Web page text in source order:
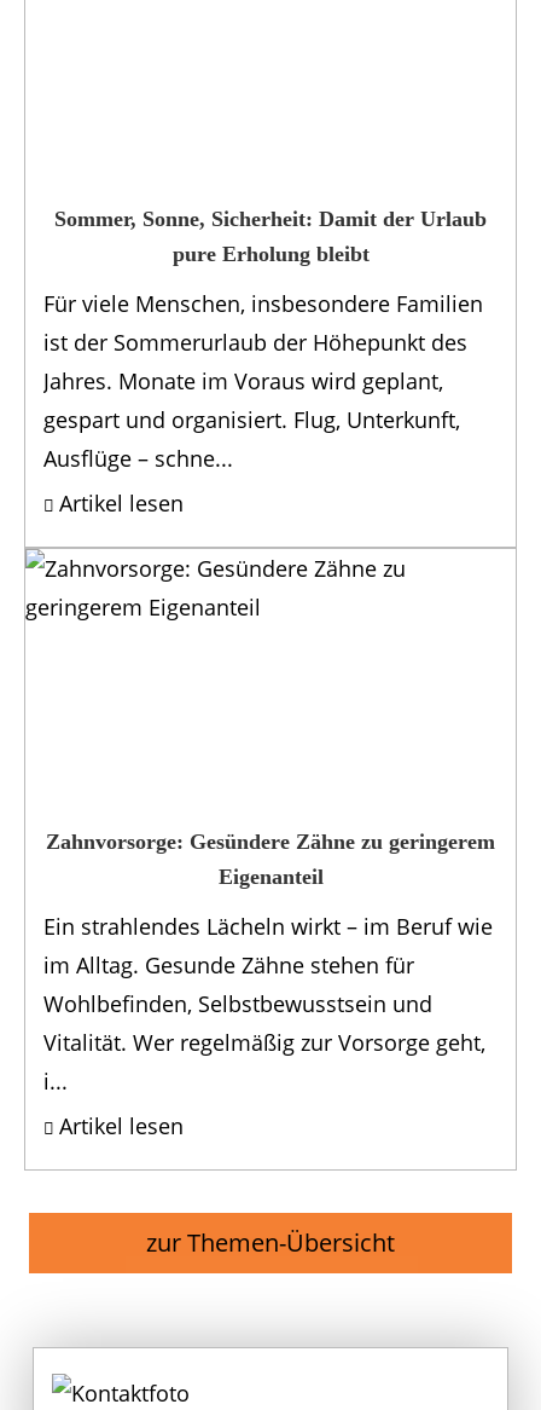
Sommer, Sonne, Sicherheit: Damit der Urlaub
pure Erholung bleibt
Für viele Menschen, insbesondere Familien
ist der Sommerurlaub der Höhepunkt des
Jahres. Monate im Voraus wird geplant,
gespart und organisiert. Flug, Unterkunft,
Ausflüge – schne...
Artikel lesen
Zahnvorsorge: Gesündere Zähne zu geringerem
Eigenanteil
Ein strahlendes Lächeln wirkt – im Beruf wie
im Alltag. Gesunde Zähne stehen für
Wohlbefinden, Selbstbewusstsein und
Vitalität. Wer regelmäßig zur Vorsorge geht,
i...
Artikel lesen
zur Themen-Übersicht